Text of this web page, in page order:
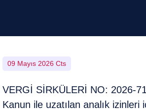
09 Mayıs 2026 Cts
VERGİ SİRKÜLERİ NO: 2026-
Kanun ile uzatılan analık izinleri